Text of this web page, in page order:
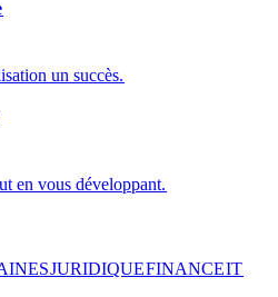
un succès.​​
en vous développant.​​
JURIDIQUE​​FINANCE​​IT​​